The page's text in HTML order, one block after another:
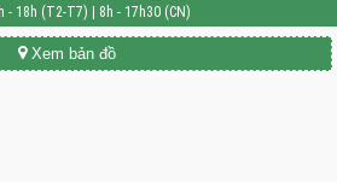
- 18h (T2-T7) | 8h - 17h30 (CN)
Xem bản đồ